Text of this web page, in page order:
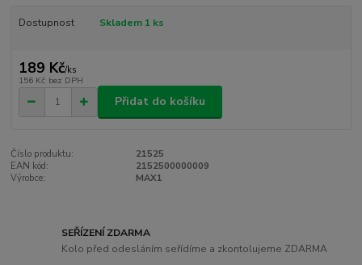
Dostupnost Skladem 1 ks
189 Kč/ks
156 Kč bez DPH
Přidat do košíku
Číslo produktu:
21525
EAN kód:
2152500000009
Výrobce:
MAX1
SEŘÍZENÍ ZDARMA
Kolo před odesláním seřídíme a zkontolujeme ZDARMA